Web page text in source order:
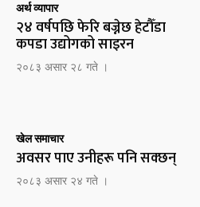
अर्थ व्यापार
२४ वर्षपछि फेरि बज्नेछ हेटौँडा
कपडा उद्योगको साइरन
२०८३ असार २८ गते ।
खेल समाचार
अवसर पाए उनीहरू पनि सक्छन्
२०८३ असार २४ गते ।